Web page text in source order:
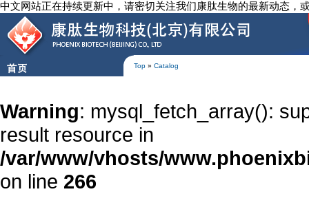
中文网站正在持续更新中，请密切关注我们康肽生物的最新动态，
Top » Catalog
Warning: mysql_fetch_array():
result resource in
/var/www/vhosts/
on line 266